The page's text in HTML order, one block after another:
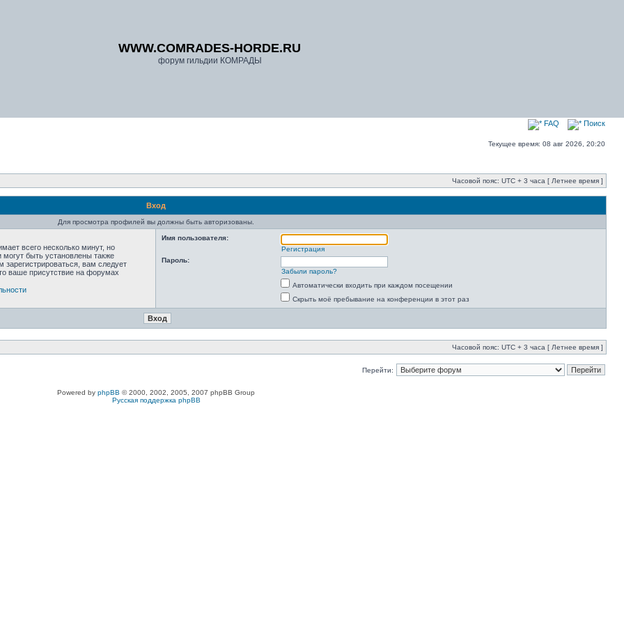
WWW.COMRADES-HORDE.RU
форум гильдии КОМРАДЫ
FAQ Поиск
Текущее время: 08 авг 2026, 20:20
Часовой пояс: UTC + 3 часа [ Летнее время ]
Вход
Для просмотра профилей вы должны быть авторизованы.
всего несколько минут, но
быть установлены также
зарегистрироваться, вам следует
ваше присутствие на форумах
Имя пользователя:
Регистрация
Пароль:
Забыли пароль?
Автоматически входить при каждом посещении
Скрыть моё пребывание на конференции в этот раз
Часовой пояс: UTC + 3 часа [ Летнее время ]
Перейти:
Powered by phpBB © 2000, 2002, 2005, 2007 phpBB Group
Русская поддержка phpBB